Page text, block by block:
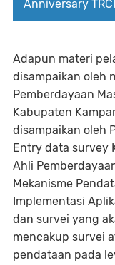
Anniversary TRCI
Adapun materi
disampaikan oleh
Pemberdayaan
Kabupaten
disampaikan oleh
Entry data survey
Ahli
Mekanisme
Implementasi
dan survei yang
mencakup survei
pendataan pada